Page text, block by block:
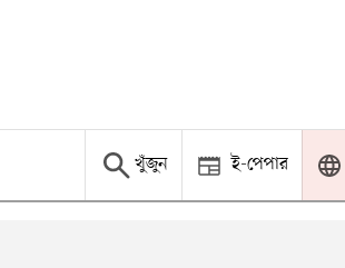
খুঁজুন ই-পেপার